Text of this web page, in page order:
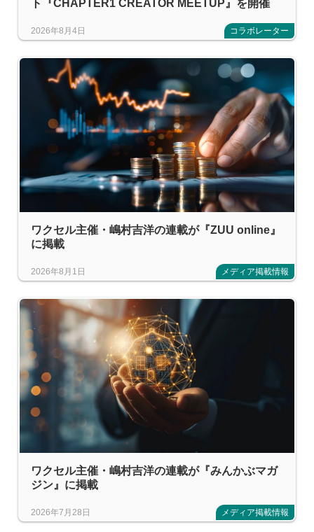
ト『CHAPTER1 CREATOR MEETUP』を開催
2026年8月4日 コラボレーター
ワクセル主催・嶋村吉洋の連載が『ZUU online』
に掲載
2026年8月1日 メディア掲載情報
ワクセル主催・嶋村吉洋の連載が『みんかぶマガ
ジン』に掲載
2026年7月28日 メディア掲載情報